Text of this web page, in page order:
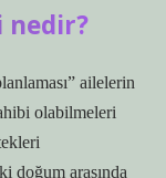
nedir?
ailelerin
olabilmeleri
doğum arasında